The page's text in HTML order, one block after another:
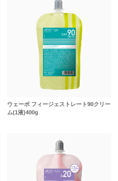
ウェーボ フィージェストレート90クリー
ム(1液)400g